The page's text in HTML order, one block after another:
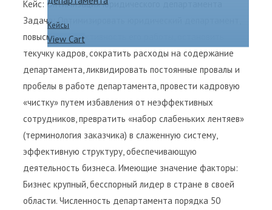
Кейсы
View Cart
Кейс: Оптимизация юридического департамента
Задача: Оптимизировать юридический департамент,
повысить эффективность его работы, остановить
текучку кадров, сократить расходы на содержание
департамента, ликвидировать постоянные провалы и
пробелы в работе департамента, провести кадровую
«чистку» путем избавления от неэффективных
сотрудников, превратить «набор слабеньких лентяев»
(терминология заказчика) в слаженную систему,
эффективную структуру, обеспечивающую
деятельность бизнеса. Имеющие значение факторы:
Бизнес крупный, бесспорный лидер в стране в своей
области. Численность департамента порядка 50